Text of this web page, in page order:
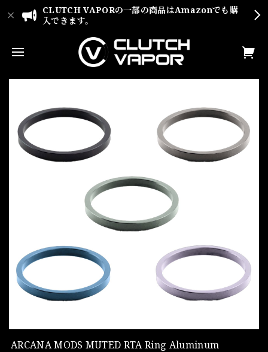
CLUTCH VAPORの一部の商品はAmazonでも購
入できます。
ARCANA MODS MUTED RTA Ring Aluminum